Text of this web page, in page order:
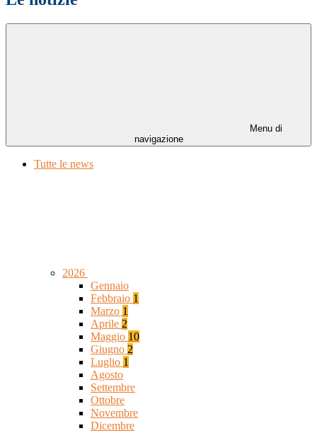
Menu di
navigazione
Tutte le news
2026
Gennaio
Febbraio 1
Marzo 1
Aprile 2
Maggio 10
Giugno 2
Luglio 1
Agosto
Settembre
Ottobre
Novembre
Dicembre